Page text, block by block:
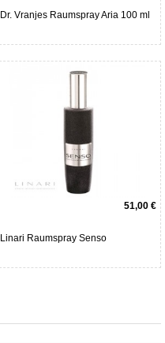
Dr. Vranjes Raumspray Aria 100 ml
51,00 €
Linari Raumspray Senso